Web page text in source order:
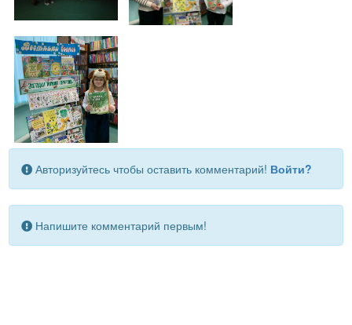
Авторизуйтесь чтобы оставить комментарий! Войти?
Напишите комментарий первым!